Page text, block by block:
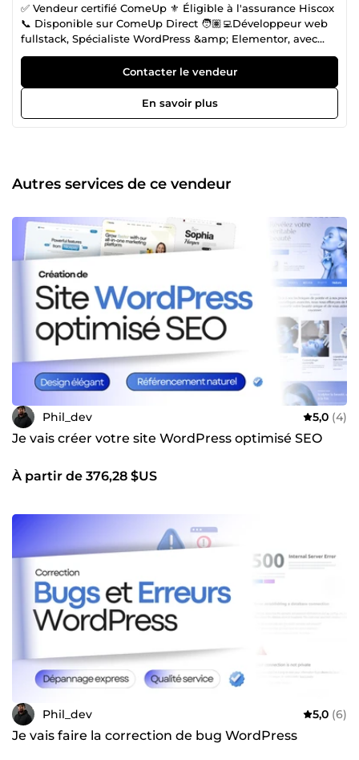
✅ Vendeur certifié ComeUp ⚜️ Éligible à l'assurance Hiscox
📞 Disponible sur ComeUp Direct 🧑🏽‍💻Développeur web
fullstack, Spécialiste WordPress &amp; Elementor, avec
une solide expérience dans la création de sites web et
applications web modernes sur mesure. Depuis plus de 05
ans, j’accompagne les professionnels dans la mise en
place de solutions digitales fiables, performantes et
évolutives, qu’il s’agisse : 🧊 de sites WordPress clés en
sites WordPress (Elementor, WooCommerce) 🛠️
Développement d’applications web fullstack : tableaux de
responsive et performante ✅ Ma promesse Un
développement soigné, un rendu pro, et une collaboration
simple et efficace. Chaque projet est conçu pour répondre
à vos enjeux business réels, avec une attention portée à
l’expérience utilisateur et à la performance. 📩 Vous avez
une idée ou un projet ? Discutons-en. Je vous aide à créer
une solution digitale qui vous démarque.
Contacter le vendeur
En savoir plus
Autres services de ce vendeur
Phil_dev 5,0 (4)
Je vais créer votre site WordPress optimisé SEO
À partir de 376,28 $US
Phil_dev 5,0 (6)
Je vais faire la correction de bug WordPress